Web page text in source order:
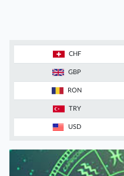
CHF
GBP
RON
TRY
USD